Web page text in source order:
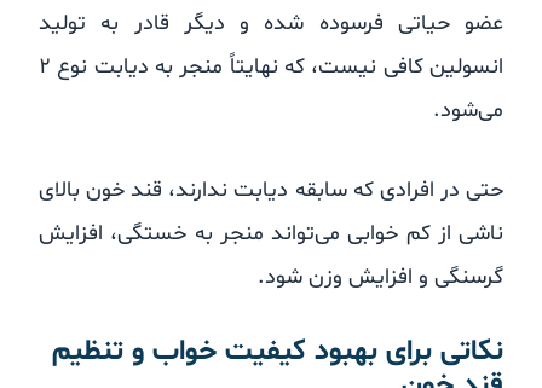
عضو حیاتی فرسوده شده و دیگر قادر به تولید
انسولین کافی نیست، که نهایتاً منجر به دیابت نوع ۲
می‌شود.
حتی در افرادی که سابقه دیابت ندارند، قند خون بالای
ناشی از کم خوابی می‌تواند منجر به خستگی، افزایش
گرسنگی و افزایش وزن شود.
نکاتی برای بهبود کیفیت خواب و تنظیم